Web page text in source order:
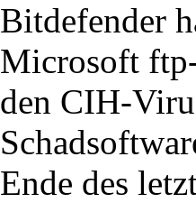
Bitdefender
Microsoft
den CIH-
Ende des